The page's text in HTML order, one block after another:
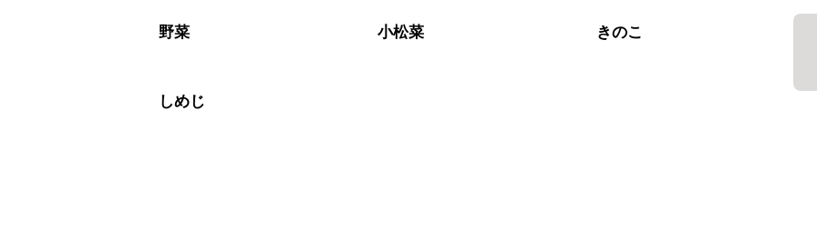
※日持ちは目安です。
野菜 小松菜 きのこ
しめじ